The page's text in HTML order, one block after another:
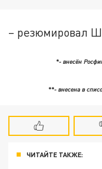
– резюмировал
*- внесён
**- внесена в
ЧИТАЙТЕ ТАКЖЕ: